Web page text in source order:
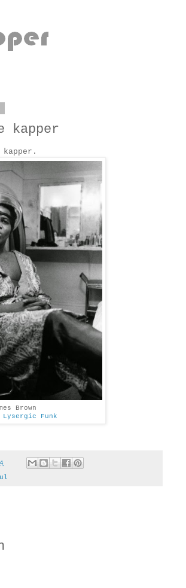
kapper
Brown
Lysergic Funk